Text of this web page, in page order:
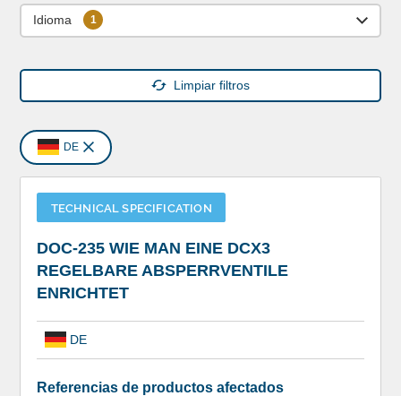
Idioma
Limpiar filtros
DE
TECHNICAL SPECIFICATION
DOC-235 WIE MAN EINE DCX3
REGELBARE ABSPERRVENTILE
ENRICHTET
DE
Referencias de productos afectados